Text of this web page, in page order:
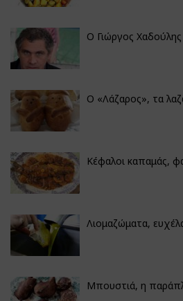
Ο Γιώργος Χαδούλης
Ο «Λάζαρος», τα
Κέφαλοι καπαμάς,
Λιομαζώματα,
Μπουστιά, η